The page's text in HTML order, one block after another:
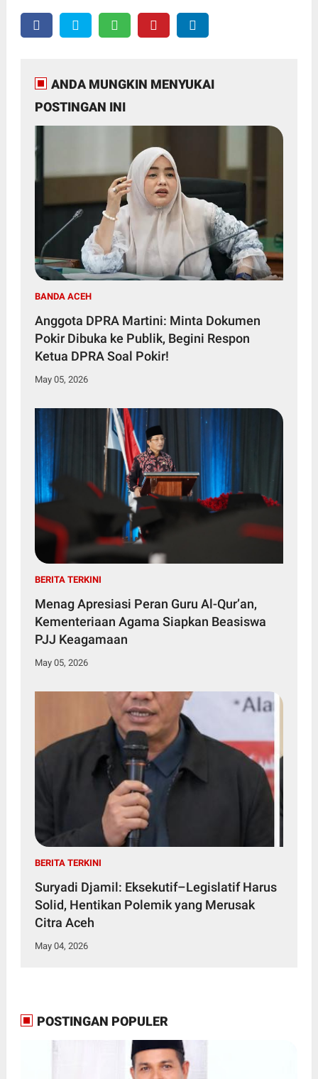
ANDA MUNGKIN MENYUKAI
POSTINGAN INI
BANDA ACEH
Anggota DPRA Martini: Minta Dokumen
Pokir Dibuka ke Publik, Begini Respon
Ketua DPRA Soal Pokir!
May 05, 2026
BERITA TERKINI
Menag Apresiasi Peran Guru Al-Qur’an,
Kementeriaan Agama Siapkan Beasiswa
PJJ Keagamaan
May 05, 2026
BERITA TERKINI
Suryadi Djamil: Eksekutif–Legislatif Harus
Solid, Hentikan Polemik yang Merusak
Citra Aceh
May 04, 2026
POSTINGAN POPULER